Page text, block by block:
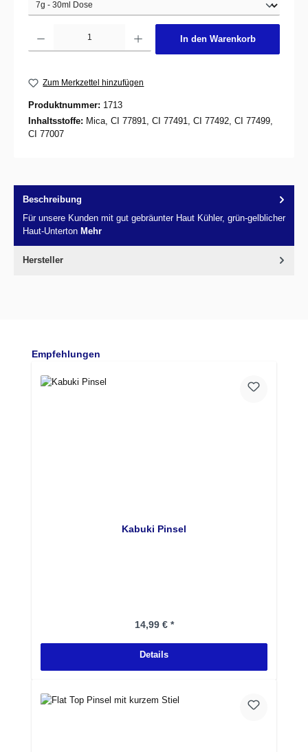
In den Warenkorb
Zum Merkzettel hinzufügen
Produktnummer: 1713
Inhaltsstoffe: Mica, CI 77891, CI 77491, CI 77492, CI 77499,
CI 77007
Beschreibung
Für unsere Kunden mit gut gebräunter Haut Kühler, grün-gelblicher
Haut-Unterton Mehr
Hersteller
Produktgalerie überspringen
Empfehlungen
Kabuki Pinsel
Regulärer Preis:
14,99 € *
Details